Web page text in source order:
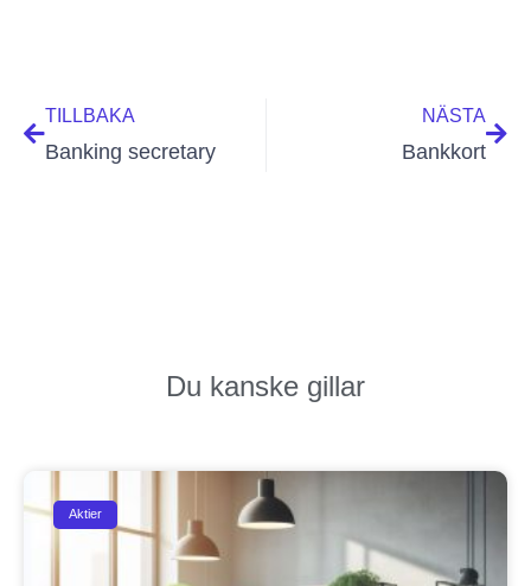
TILLBAKA
Banking secretary
NÄSTA
Bankkort
Du kanske gillar
Aktier